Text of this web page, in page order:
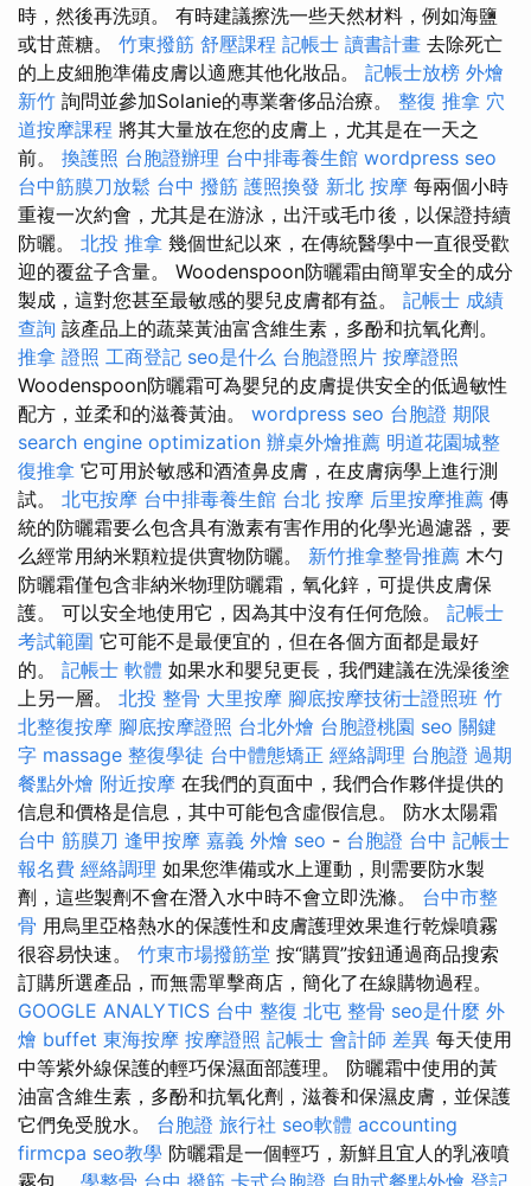
時，然後再洗頭。 有時建議擦洗一些天然材料，例如海鹽
或甘蔗糖。 竹東撥筋 舒壓課程 記帳士 讀書計畫 去除死亡
的上皮細胞準備皮膚以適應其他化妝品。 記帳士放榜 外燴
新竹 詢問並參加Solanie的專業奢侈品治療。 整復 推拿 穴
道按摩課程 將其大量放在您的皮膚上，尤其是在一天之
前。 換護照 台胞證辦理 台中排毒養生館 wordpress seo
台中筋膜刀放鬆 台中 撥筋 護照換發 新北 按摩 每兩個小時
重複一次約會，尤其是在游泳，出汗或毛巾後，以保證持續
防曬。 北投 推拿 幾個世紀以來，在傳統醫學中一直很受歡
迎的覆盆子含量。 Woodenspoon防曬霜由簡單安全的成分
製成，這對您甚至最敏感的嬰兒皮膚都有益。 記帳士 成績
查詢 該產品上的蔬菜黃油富含維生素，多酚和抗氧化劑。
推拿 證照 工商登記 seo是什么 台胞證照片 按摩證照
Woodenspoon防曬霜可為嬰兒的皮膚提供安全的低過敏性
配方，並柔和的滋養黃油。 wordpress seo 台胞證 期限
search engine optimization 辦桌外燴推薦 明道花園城整
復推拿 它可用於敏感和酒渣鼻皮膚，在皮膚病學上進行測
試。 北屯按摩 台中排毒養生館 台北 按摩 后里按摩推薦 傳
統的防曬霜要么包含具有激素有害作用的化學光過濾器，要
么經常用納米顆粒提供實物防曬。 新竹推拿整骨推薦 木勺
防曬霜僅包含非納米物理防曬霜，氧​​化鋅，可提供皮膚保
護。 可以安全地使用它，因為其中沒有任何危險。 記帳士
考試範圍 它可能不是最便宜的，但在各個方面都是最好
的。 記帳士 軟體 如果水和嬰兒更長，我們建議在洗澡後塗
上另一層。 北投 整骨 大里按摩 腳底按摩技術士證照班 竹
北整復按摩 腳底按摩證照 台北外燴 台胞證桃園 seo 關鍵
字 massage 整復學徒 台中體態矯正 經絡調理 台胞證 過期
餐點外燴 附近按摩 在我們的頁面中，我們合作夥伴提供的
信息和價格是信息，其中可能包含虛假信息。 防水太陽霜
台中 筋膜刀 逢甲按摩 嘉義 外燴 seo - 台胞證 台中 記帳士
報名費 經絡調理 如果您準備或水上運動，則需要防水製
劑，這些製劑不會在潛入水中時不會立即洗滌。 台中市整
骨 用烏里亞格熱水的保護性和皮膚護理效果進行乾燥噴霧
很容易快速。 竹東市場撥筋堂 按“購買”按鈕通過商品搜索
訂購所選產品，而無需單擊商店，簡化了在線購物過程。
GOOGLE ANALYTICS 台中 整復 北屯 整骨 seo是什麼 外
燴 buffet 東海按摩 按摩證照 記帳士 會計師 差異 每天使用
中等紫外線保護的輕巧保濕面部護理。 防曬霜中使用的黃
油富含維生素，多酚和抗氧化劑，滋養和保濕皮膚，並保護
它們免受脫水。 台胞證 旅行社 seo軟體 accounting
firmcpa seo教學 防曬霜是一個輕巧，新鮮且宜人的乳液噴
霧包。 學整骨 台中 撥筋 卡式台胞證 自助式餐點外燴 登記